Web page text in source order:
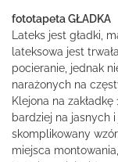
fototapeta GŁADKA
Lateks jest gładki,
lateksowa jest
pocieranie, jednak
narażonych na
Klejona na
bardziej na jasnych
skomplikowany
miejsca